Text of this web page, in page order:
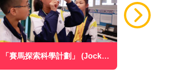
「賽馬探索科學計劃」 (Jockey
Club Cool Science Project)